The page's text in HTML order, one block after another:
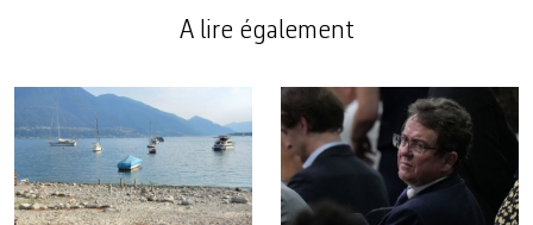
A lire également